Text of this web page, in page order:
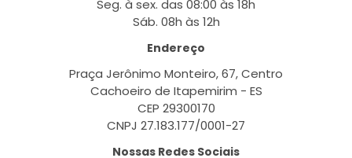
Seg. à sex. das 08:00 às 18h
Sáb. 08h às 12h
Endereço
Praça Jerônimo Monteiro, 67, Centro
Cachoeiro de Itapemirim - ES
CEP 29300170
CNPJ 27.183.177/0001-27
Nossas Redes Sociais